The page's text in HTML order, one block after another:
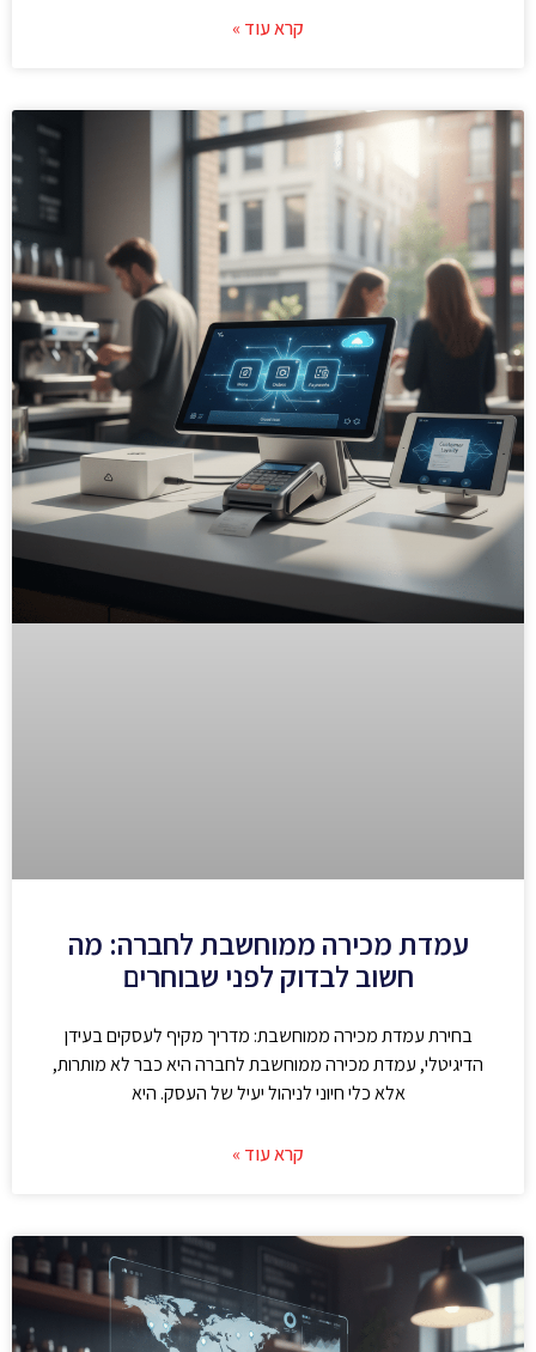
קרא עוד »
עמדת מכירה ממוחשבת לחברה: מה
חשוב לבדוק לפני שבוחרים
בחירת עמדת מכירה ממוחשבת: מדריך מקיף לעסקים בעידן
הדיגיטלי, עמדת מכירה ממוחשבת לחברה היא כבר לא מותרות,
אלא כלי חיוני לניהול יעיל של העסק. היא
קרא עוד »